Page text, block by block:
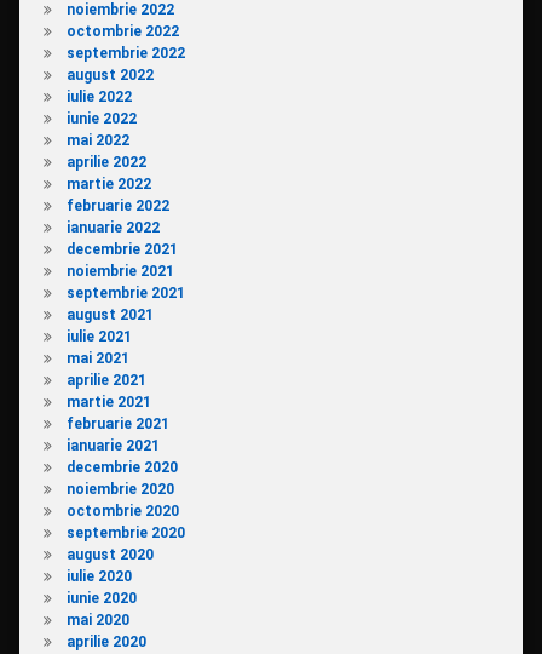
noiembrie 2022
octombrie 2022
septembrie 2022
august 2022
iulie 2022
iunie 2022
mai 2022
aprilie 2022
martie 2022
februarie 2022
ianuarie 2022
decembrie 2021
noiembrie 2021
septembrie 2021
august 2021
iulie 2021
mai 2021
aprilie 2021
martie 2021
februarie 2021
ianuarie 2021
decembrie 2020
noiembrie 2020
octombrie 2020
septembrie 2020
august 2020
iulie 2020
iunie 2020
mai 2020
aprilie 2020